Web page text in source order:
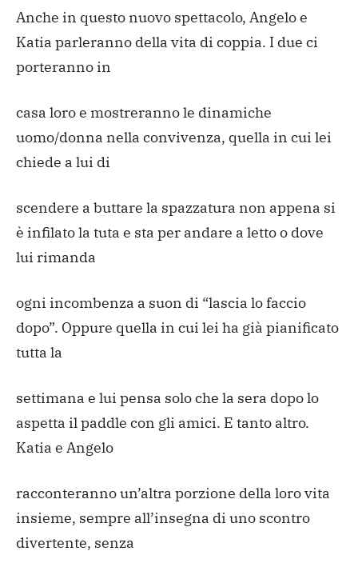
Anche in questo nuovo spettacolo, Angelo e
Katia parleranno della vita di coppia. I due ci
porteranno in
casa loro e mostreranno le dinamiche
uomo/donna nella convivenza, quella in cui lei
chiede a lui di
scendere a buttare la spazzatura non appena si
è infilato la tuta e sta per andare a letto o dove
lui rimanda
ogni incombenza a suon di “lascia lo faccio
dopo”. Oppure quella in cui lei ha già pianificato
tutta la
settimana e lui pensa solo che la sera dopo lo
aspetta il paddle con gli amici. E tanto altro.
Katia e Angelo
racconteranno un’altra porzione della loro vita
insieme, sempre all’insegna di uno scontro
divertente, senza